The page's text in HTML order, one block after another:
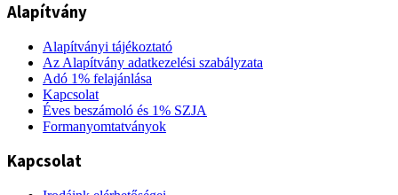
Alapítvány
Alapítványi tájékoztató
Az Alapítvány adatkezelési szabályzata
Adó 1% felajánlása
Kapcsolat
Éves beszámoló és 1% SZJA
Formanyomtatványok
Kapcsolat